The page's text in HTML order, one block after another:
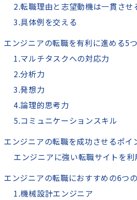
2.転職理由と志望動機は一貫させ
3.具体例を交える
エンジニアの転職を有利に進める5
1.マルチタスクへの対応力
2.分析力
3.発想力
4.論理的思考力
5.コミュニケーションスキル
エンジニアの転職を成功させるポイ
エンジニアに強い転職サイトを利
エンジニアの転職におすすめの6つ
1.機械設計エンジニア